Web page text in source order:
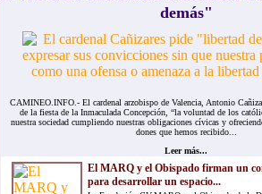
demás"
CAMINEO.INFO.- El cardenal arzobispo de Valencia, Antonio
de la fiesta de la Inmaculada Concepción, “la voluntad de los
nuestra sociedad cumpliendo nuestras obligaciones cívicas y
dones que hemos recibido...
Leer más...
El MARQ y el Obispado firman un
para desarrollar un espacio...